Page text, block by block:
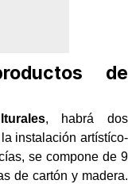
de
, habrá dos
instalación artístíco-
se compone de 9
de cartón y madera.